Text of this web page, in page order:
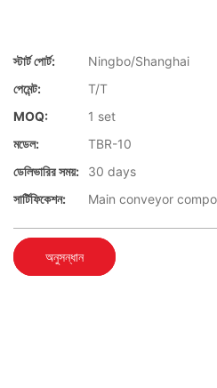
স্টার্ট পোর্ট:
Ningbo/Shanghai
পেমেন্ট:
T/T
MOQ:
1 set
মডেল:
TBR-10
ডেলিভারির সময়:
30 days
সার্টিফিকেশন:
Main conveyor
অনুসন্ধান